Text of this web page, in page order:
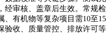
经审核、盖章后生效。常规检
、有机物等复杂项目需10至15
验收、质量管控、排放许可等